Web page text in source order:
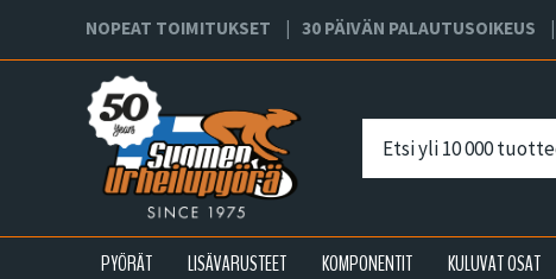
NOPEAT TOIMITUKSET 30 PÄIVÄN PALAUTUSOIKEUS
PYÖRÄT LISÄVARUSTEET KOMPONENTIT KULUVAT OSAT